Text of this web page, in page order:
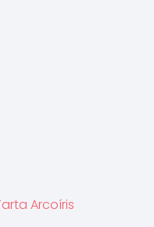
Arcoíris